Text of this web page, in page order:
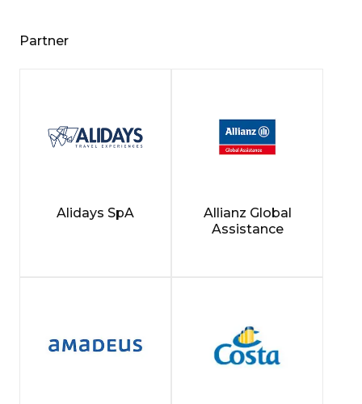
Partner
Alidays SpA
Allianz Global
Assistance